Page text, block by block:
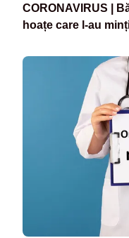
CORONAVIRUS |
hoațe care l-au